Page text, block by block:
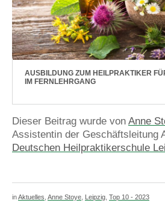
AUSBILDUNG ZUM HEILPRAKTIKER
IM FERNLEHRGANG
Dieser Beitrag wurde von Anne
Assistentin der Geschäftsleitung
Deutschen Heilpraktikerschule
inAktuelles Anne Stoye Leipzig Top 10 - 2023